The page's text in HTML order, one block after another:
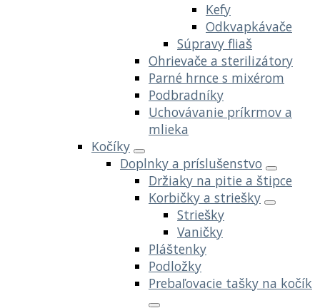
Kefy
Odkvapkávače
Súpravy fliaš
Ohrievače a sterilizátory
Parné hrnce s mixérom
Podbradníky
Uchovávanie príkrmov a
mlieka
Kočíky
Doplnky a príslušenstvo
Držiaky na pitie a štipce
Korbičky a striešky
Striešky
Vaničky
Pláštenky
Podložky
Prebaľovacie tašky na kočík